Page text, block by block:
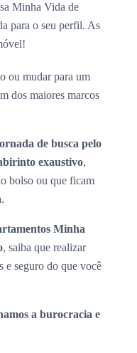
Minha Vida de
para o seu perfil. As
ou mudar para um
dos maiores marcos
de busca pelo
exaustivo,
bolso ou que ficam
Minha
, saiba que realizar
e seguro do que você
a burocracia e